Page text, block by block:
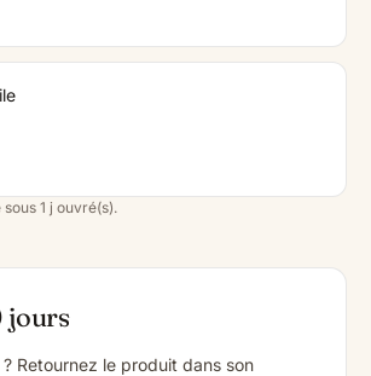
1 j ouvré(s).
jours
Retournez le produit dans son